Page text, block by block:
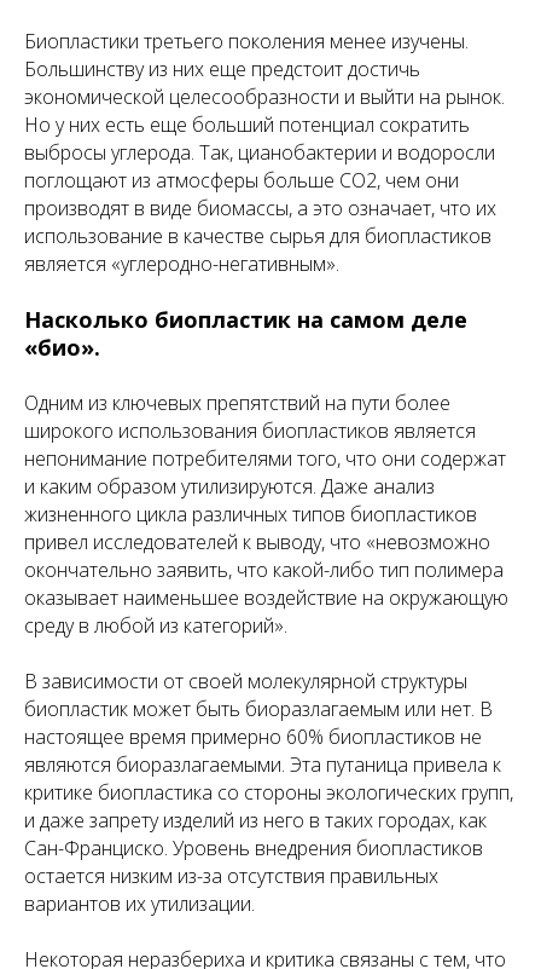
Биопластики третьего поколения менее изучены.
Большинству из них еще предстоит достичь
экономической целесообразности и выйти на рынок.
Но у них есть еще больший потенциал сократить
выбросы углерода. Так, цианобактерии и водоросли
поглощают из атмосферы больше CO2, чем они
производят в виде биомассы, а это означает, что их
использование в качестве сырья для биопластиков
является «углеродно-негативным».
Насколько биопластик на самом деле
«био».
Одним из ключевых препятствий на пути более
широкого использования биопластиков является
непонимание потребителями того, что они содержат
и каким образом утилизируются. Даже анализ
жизненного цикла различных типов биопластиков
привел исследователей к выводу, что «невозможно
окончательно заявить, что какой-либо тип полимера
оказывает наименьшее воздействие на окружающую
среду в любой из категорий».
В зависимости от своей молекулярной структуры
биопластик может быть биоразлагаемым или нет. В
настоящее время примерно 60% биопластиков не
являются биоразлагаемыми. Эта путаница привела к
критике биопластика со стороны экологических групп,
и даже запрету изделий из него в таких городах, как
Сан-Франциско. Уровень внедрения биопластиков
остается низким из-за отсутствия правильных
вариантов их утилизации.
Некоторая неразбериха и критика связаны с тем, что